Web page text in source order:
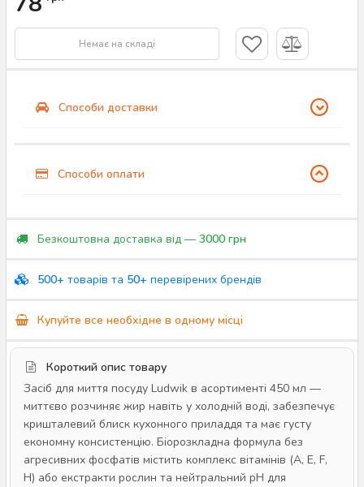
Немає на складі
Способи доставки
Способи оплати
Безкоштовна доставка від — 3000 грн
500+ товарів та 50+ перевірених брендів
Купуйте все необхідне в одному місці
Короткий опис товару
Засіб для миття посуду Ludwik в асортименті 450 мл —
миттєво розчиняє жир навіть у холодній воді, забезпечує
кришталевий блиск кухонного приладдя та має густу
економну консистенцію. Біорозкладна формула без
агресивних фосфатів містить комплекс вітамінів (A, E, F,
H) або екстракти рослин та нейтральний pH для